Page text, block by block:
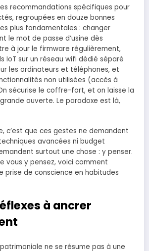
recommandations spécifiques pour
regroupées en douze bonnes
plus fondamentales : changer
le mot de passe d’usine dès
à jour le firmware régulièrement,
IoT sur un réseau wifi dédié séparé
les ordinateurs et téléphones, et
non utilisées (accès à
sécurise le coffre-fort, et on laisse la
ouverte. Le paradoxe est là,
c’est que ces gestes ne demandent
avancées ni budget
surtout une chose : y penser.
vous y pensez, voici comment
prise de conscience en habitudes
à ancrer
ne se résume pas à une